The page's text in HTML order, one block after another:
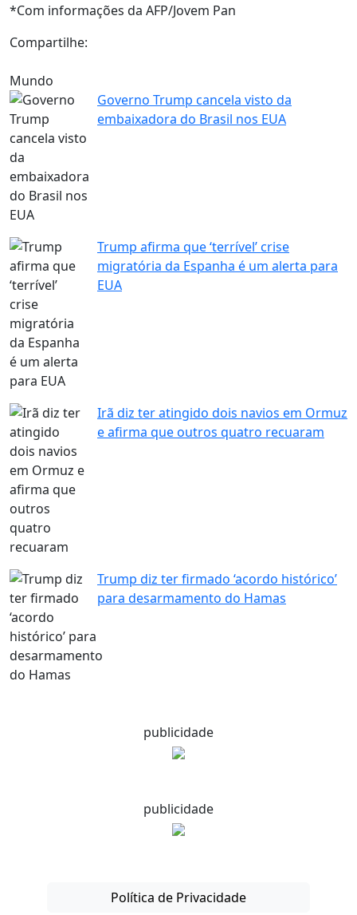
*Com informações da AFP/Jovem Pan
Compartilhe:
Mundo
Governo Trump cancela visto da
embaixadora do Brasil nos EUA
Trump afirma que ‘terrível’ crise
migratória da Espanha é um alerta para
EUA
Irã diz ter atingido dois navios em Ormuz
e afirma que outros quatro recuaram
Trump diz ter firmado ‘acordo histórico’
para desarmamento do Hamas
publicidade
publicidade
Política de Privacidade